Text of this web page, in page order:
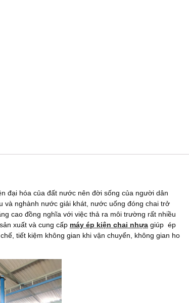
đại hóa của đất nước nên đời sống của người dân
và nghành nước giải khát, nước uống đóng chai trở
cao đồng nghĩa với việc thả ra môi trường rất nhiều
xuất và cung cấp máy ép kiện chai nhựa giúp ép
tiết kiệm không gian khi vận chuyển, không gian ho